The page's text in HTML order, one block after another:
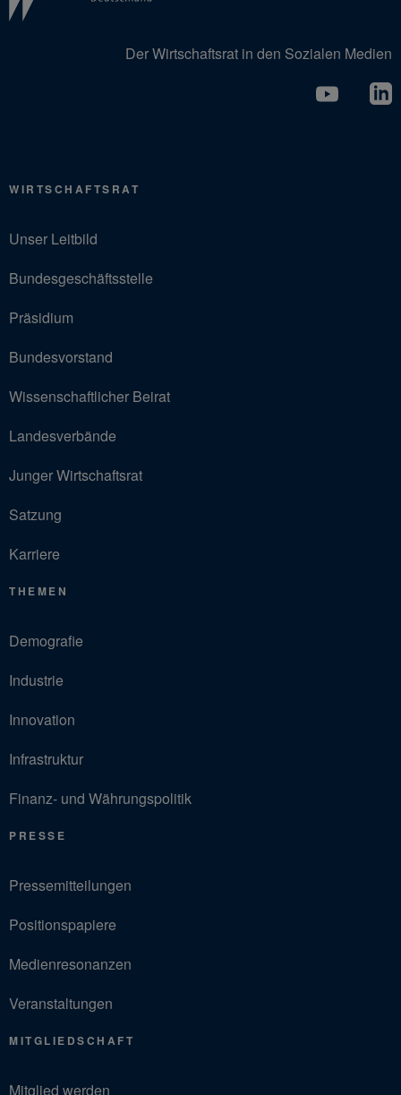
Der Wirtschaftsrat in den Sozialen Medien
WIRTSCHAFTSRAT
Unser Leitbild
Bundesgeschäftsstelle
Präsidium
Bundesvorstand
Wissenschaftlicher Beirat
Landesverbände
Junger Wirtschaftsrat
Satzung
Karriere
THEMEN
Demografie
Industrie
Innovation
Infrastruktur
Finanz- und Währungspolitik
PRESSE
Pressemitteilungen
Positionspapiere
Medienresonanzen
Veranstaltungen
MITGLIEDSCHAFT
Mitglied werden